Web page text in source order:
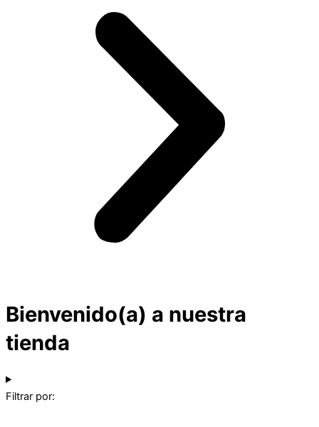
Bienvenido(a) a nuestra
tienda
Filtrar por: